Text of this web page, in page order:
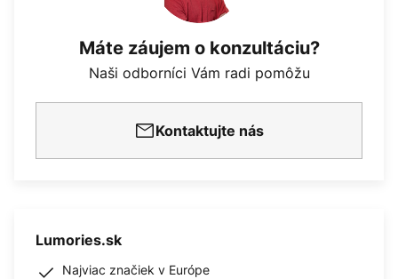
Máte záujem o konzultáciu?
Naši odborníci Vám radi pomôžu
Kontaktujte nás
Lumories.sk
Najviac značiek v Európe